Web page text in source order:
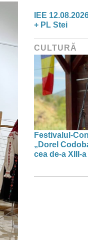
IEE
+ PL Stei
CULTURĂ
Festivalul-
„Dorel
cea de-a XIII-